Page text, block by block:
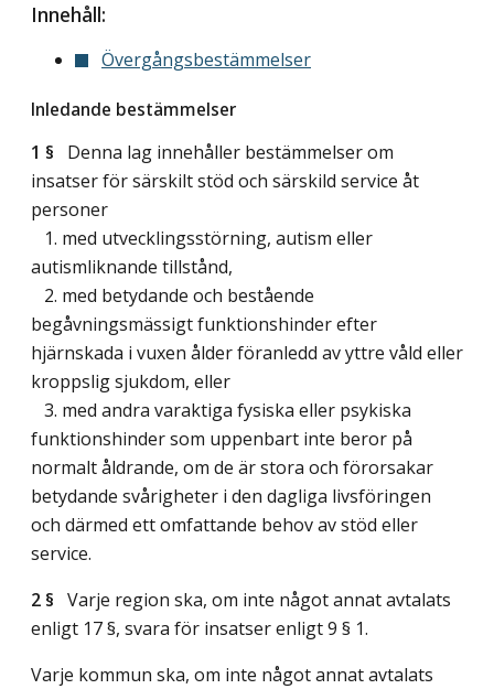
Innehåll:
Övergångsbestämmelser
Inledande bestämmelser
1 § Denna lag innehåller bestämmelser om
insatser för särskilt stöd och särskild service åt
personer
1. med utvecklingsstörning, autism eller
autismliknande tillstånd,
2. med betydande och bestående
begåvningsmässigt funktionshinder efter
hjärnskada i vuxen ålder föranledd av yttre våld eller
kroppslig sjukdom, eller
3. med andra varaktiga fysiska eller psykiska
funktionshinder som uppenbart inte beror på
normalt åldrande, om de är stora och förorsakar
betydande svårigheter i den dagliga livsföringen
och därmed ett omfattande behov av stöd eller
service.
2 § Varje region ska, om inte något annat avtalats
enligt 17 §, svara för insatser enligt 9 § 1.
Varje kommun ska, om inte något annat avtalats